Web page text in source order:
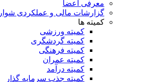
معرفی اعضا
گزارشات مالی و عملکردی شوارا
کمیته ها
کمیته ورزشی
کمیته گردشگری
کمیته فرهنگی
کمیته عمران
کمیته درآمد
کمیته جذب سرمایه گذار